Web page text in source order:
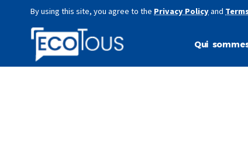
By using this site, you agree to the Privacy Policyand
Qui